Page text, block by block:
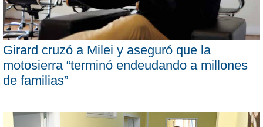
Girard cruzó a Milei y aseguró que la
motosierra “terminó endeudando a millones
de familias”